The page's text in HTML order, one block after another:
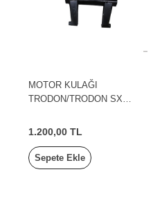
MOTOR KULAĞI
TRODON/TRODON SX
1.200,00 TL
Sepete Ekle